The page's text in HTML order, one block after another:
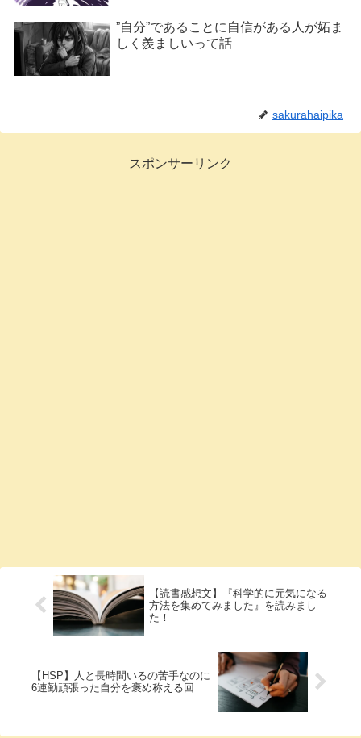
”自分”であることに自信がある人が妬ま
しく羨ましいって話
sakurahaipika
スポンサーリンク
【読書感想文】『科学的に元気になる
方法を集めてみました』を読みまし
た！
【HSP】人と長時間いるの苦手なのに
6連勤頑張った自分を褒め称える回